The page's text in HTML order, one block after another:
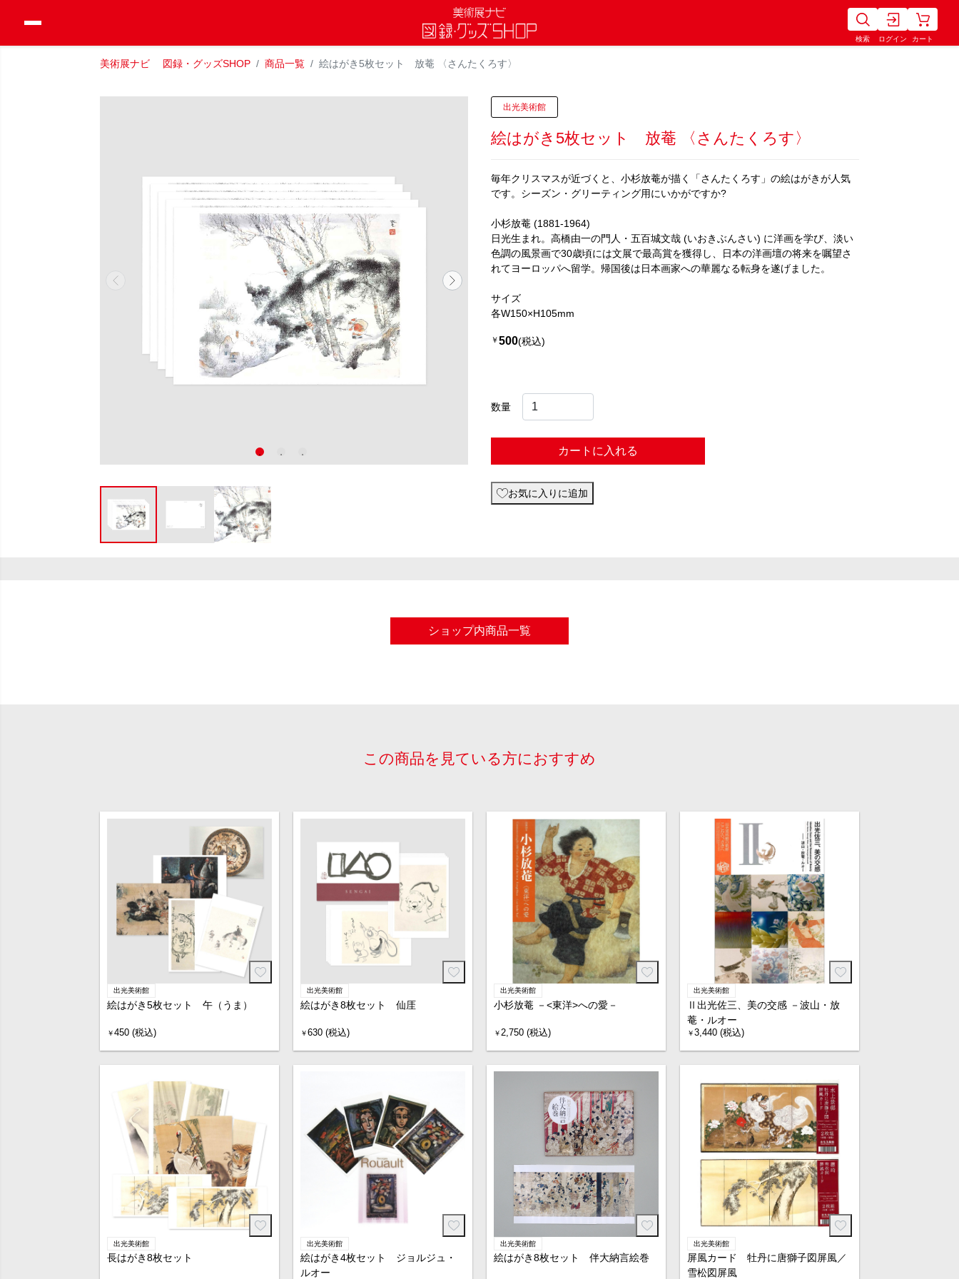
検索 ログイン カート
美術展ナビ 図録・グッズSHOP 商品一覧 絵はがき5枚セット 放菴 〈さんたくろす〉
出光美術館
絵はがき5枚セット 放菴 〈さんたくろす〉
毎年クリスマスが近づくと、小杉放菴が描く「さんたくろす」の絵はがきが人気
です。シーズン・グリーティング用にいかがですか?
小杉放菴 (1881-1964)
日光生まれ。高橋由一の門人・五百城文哉 (いおきぶんさい) に洋画を学び、淡い
色調の風景画で30歳頃には文展で最高賞を獲得し、日本の洋画壇の将来を嘱望さ
れてヨーロッパへ留学。帰国後は日本画家への華麗なる転身を遂げました。
サイズ
各W150×H105mm
￥500(税込)
数量
カートに入れる
お気に入りに追加
ショップ内商品一覧
この商品を見ている方におすすめ
出光美術館
絵はがき5枚セット 午（うま）
￥450 (税込)
出光美術館
絵はがき8枚セット 仙厓
￥630 (税込)
出光美術館
小杉放菴 －<東洋>への愛－
￥ 2,750 (税込)
出光美術館
Ⅱ出光佐三、美の交感 －波山・放
菴・ルオー
￥3,440 (税込)
出光美術館
長はがき8枚セット
出光美術館
絵はがき4枚セット ジョルジュ・
ルオー
出光美術館
絵はがき8枚セット 伴大納言絵巻
出光美術館
屏風カード 牡丹に唐獅子図屏風／
雪松図屏風